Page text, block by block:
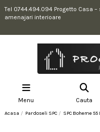
Tel 0744.494.094 Progetto Casa
amenajari interioare
Menu Cauta
Acasa Pardoseli SPC SPC Boheme 55